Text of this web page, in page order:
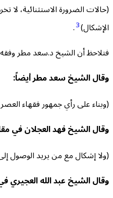
(حالات الضرورة الاستثنائية، لا
الإشكال)3
.
فتلاحظ أن الشيخ د.سعد مطر وفقه
وقال الشيخ سعد مطر أيضاً:
(وبناء على رأي جمهور فقهاء
وقال الشيخ فهد العجلان في
(ولا إشكال مع من يريد الوصول
وقال الشيخ عبد الله العجيري